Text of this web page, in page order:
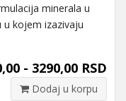
minerala u
kojem izazivaju
- 3290,00 RSD
Dodaj u korpu